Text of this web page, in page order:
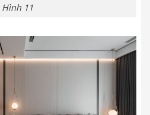
Hình 11